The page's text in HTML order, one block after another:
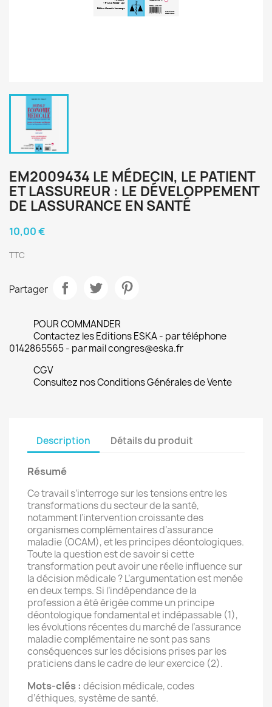
EM2009434 LE MÉDECIN, LE PATIENT
ET LASSUREUR : LE DÉVELOPPEMENT
DE LASSURANCE EN SANTÉ
10,00 €
TTC
Partager
POUR COMMANDER
Contactez les Editions ESKA - par téléphone
0142865565 - par mail congres@eska.fr
CGV
Consultez nos Conditions Générales de Vente
Description Détails du produit
Résumé
Ce travail s’interroge sur les tensions entre les
transformations du secteur de la santé,
notamment l’intervention croissante des
organismes complémentaires d’assurance
maladie (OCAM), et les principes déontologiques.
Toute la question est de savoir si cette
transformation peut avoir une réelle influence sur
la décision médicale ? L’argumentation est menée
en deux temps. Si l’indépendance de la
profession a été érigée comme un principe
déontologique fondamental et indépassable (1),
les évolutions récentes du marché de l’assurance
maladie complémentaire ne sont pas sans
conséquences sur les décisions prises par les
praticiens dans le cadre de leur exercice (2).
Mots-clés : décision médicale, codes
d’éthiques, système de santé.